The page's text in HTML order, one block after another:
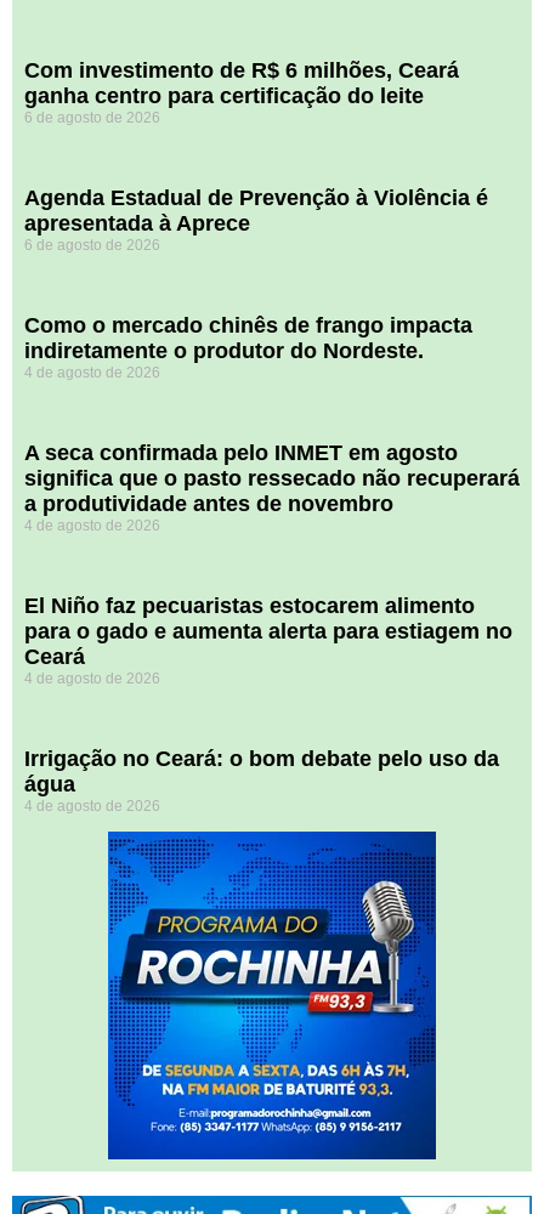
Com investimento de R$ 6 milhões, Ceará
ganha centro para certificação do leite
6 de agosto de 2026
Agenda Estadual de Prevenção à Violência é
apresentada à Aprece
6 de agosto de 2026
​Como o mercado chinês de frango impacta
indiretamente o produtor do Nordeste.
4 de agosto de 2026
A seca confirmada pelo INMET em agosto
significa que o pasto ressecado não recuperará
a produtividade antes de novembro
4 de agosto de 2026
El Niño faz pecuaristas estocarem alimento
para o gado e aumenta alerta para estiagem no
Ceará
4 de agosto de 2026
Irrigação no Ceará: o bom debate pelo uso da
água
4 de agosto de 2026